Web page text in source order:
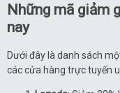
Những mã giảm
nay
Dưới đây là danh sách
các cửa hàng trực tuyến